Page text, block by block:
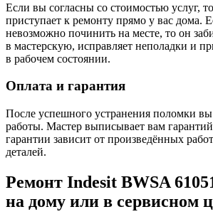
Если вы согласны со стоимостью услуг,
приступает к ремонту прямо у вас дома.
невозможно починить на месте, то он
в мастерскую, исправляет неполадки и
в рабочем состоянии.
Оплата и гарантия
После успешного устранения поломки вы
работы. Мастер выписывает вам
гарантии зависит от произведённых
деталей.
Ремонт Indesit BWSA
на дому или в сервисном